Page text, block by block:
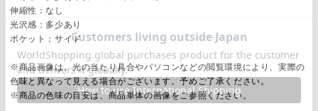
伸縮性：なし
光沢感：多少あり
ポケット：サイド
※商品画像は、光の当たり具合やパソコンなどの閲覧環境により、実際の
色味と異なって見える場合がございます。予めご了承ください。
※商品の色味の目安は、商品単体の画像をご参照ください。